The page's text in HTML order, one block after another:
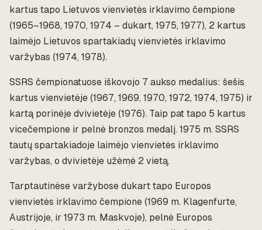
kartus tapo Lietuvos vienvietės irklavimo čempione
(1965–1968, 1970, 1974 – dukart, 1975, 1977), 2 kartus
laimėjo Lietuvos spartakiadų vienvietės irklavimo
varžybas (1974, 1978).
SSRS čempionatuose iškovojo 7 aukso medalius: šešis
kartus vienvietėje (1967, 1969, 1970, 1972, 1974, 1975) ir
kartą porinėje dvivietėje (1976). Taip pat tapo 5 kartus
vicečempione ir pelnė bronzos medalį. 1975 m. SSRS
tautų spartakiadoje laimėjo vienvietės irklavimo
varžybas, o dvivietėje užėmė 2 vietą.
Tarptautinėse varžybose dukart tapo Europos
vienvietės irklavimo čempione (1969 m. Klagenfurte,
Austrijoje, ir 1973 m. Maskvoje), pelnė Europos